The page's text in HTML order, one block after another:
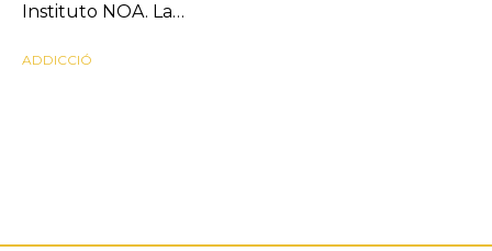
Instituto NOA. La…
ADDICCIÓ